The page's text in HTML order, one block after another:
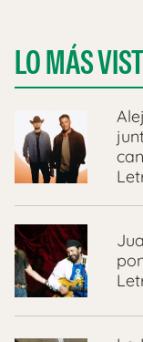
LO MÁS